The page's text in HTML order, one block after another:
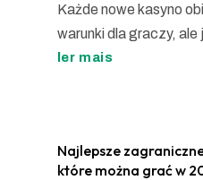
Każde nowe kasyno
warunki dla graczy, ale
ler mais
Najlepsze
które można grać w